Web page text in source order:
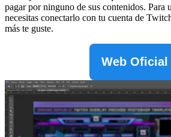
pagar por ninguno de sus contenidos. Para
necesitas conectarlo con tu cuenta de
más te guste.
Web Oficial